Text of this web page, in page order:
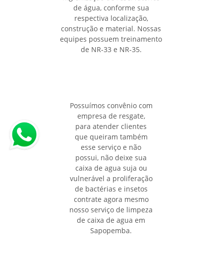
de água, conforme sua
respectiva localização,
construção e material. Nossas
equipes possuem treinamento
de NR-33 e NR-35.
Possuímos convênio com
empresa de resgate,
para atender clientes
que queiram também
esse serviço e não
possui, não deixe sua
caixa de agua suja ou
vulnerável a proliferação
de bactérias e insetos
contrate agora mesmo
nosso serviço de limpeza
de caixa de agua em
Sapopemba.